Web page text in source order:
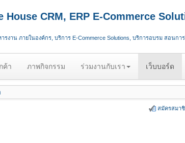
House CRM, ERP E-Commerce
งาน ภายในองค์กร, บริการ E-Commerce Solutions, บริการอบรม สอนการ
ค้า ภาพกิจกรรม ร่วมงานกับเรา เว็บบอร์ด
สมัครสมา